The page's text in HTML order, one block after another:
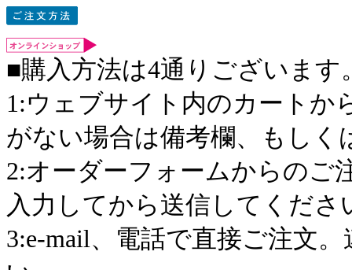
■購入方法は4通りございます
1:ウェブサイト内のカートか
がない場合は備考欄、もし
2:オーダーフォームからのご
入力してから送信してくださ
3:e-mail、電話で直接ご注文